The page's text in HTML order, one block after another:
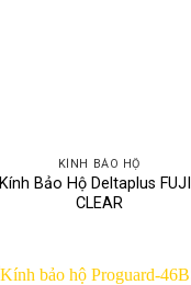
KÍNH BẢO HỘ
Kính Bảo Hộ Deltaplus
CLEAR